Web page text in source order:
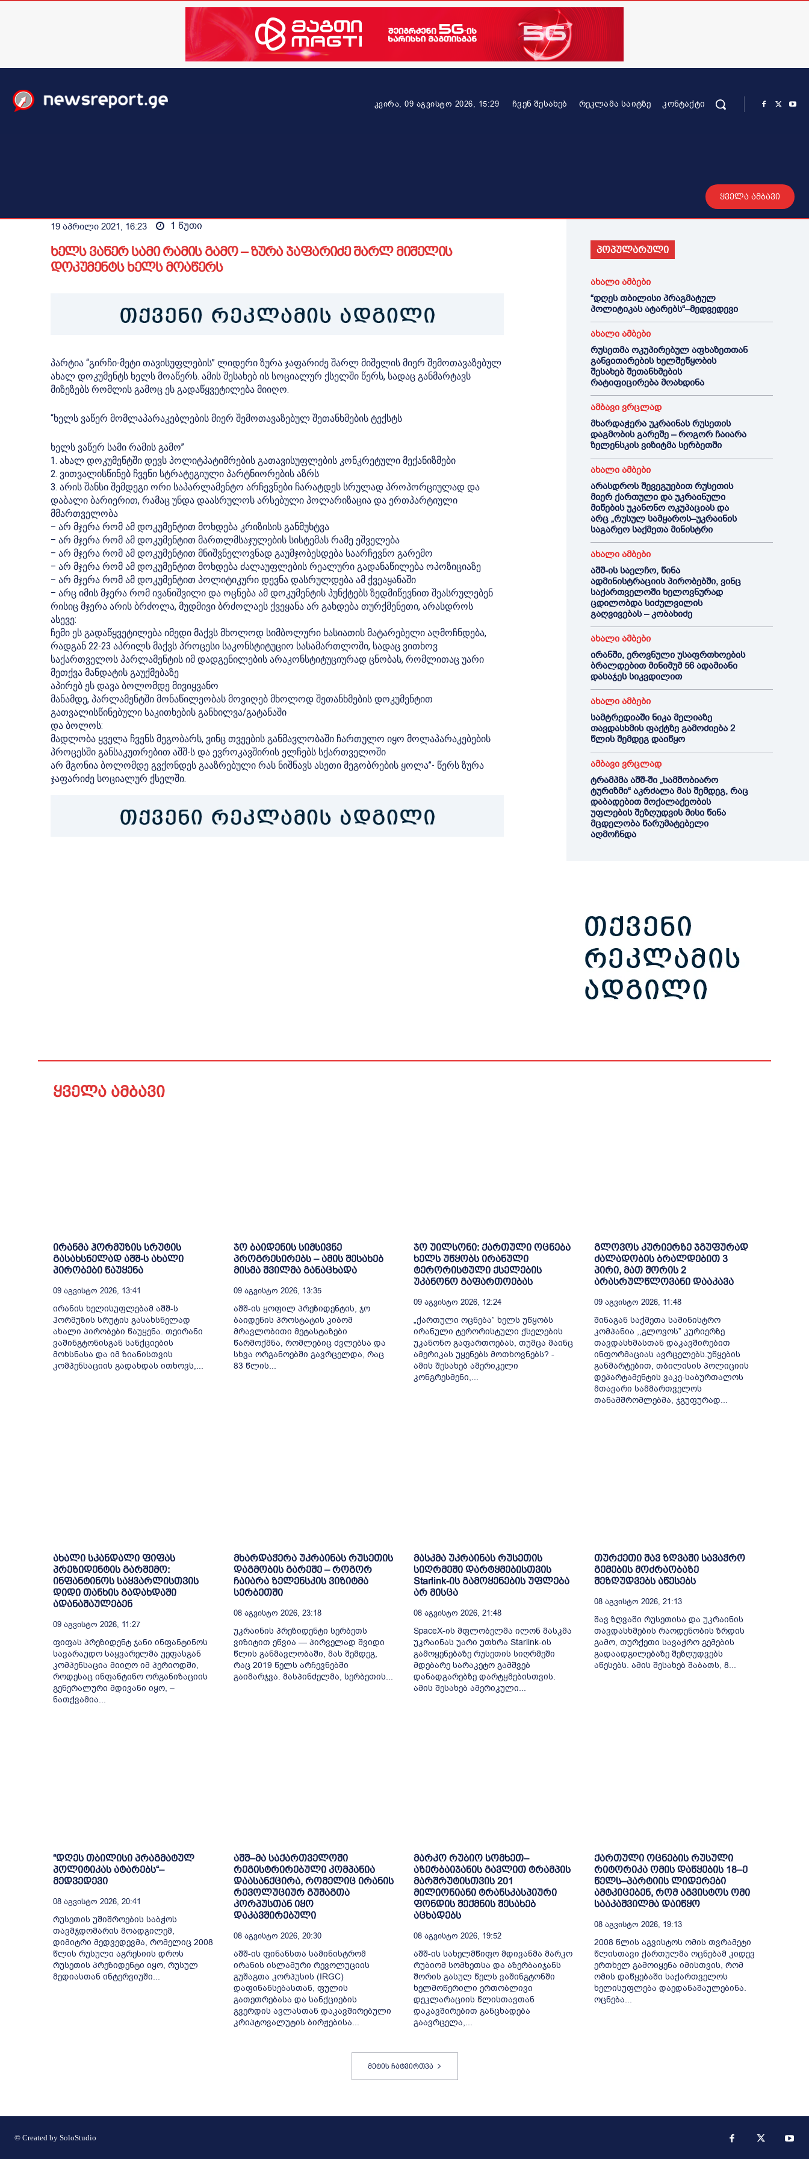
კვირა, 09 აგვისტო 2026, 15:29 ᲩᲕᲔᲜ ᲨᲔᲡᲐᲮᲔᲑ ᲠᲔᲙᲚᲐᲛᲐ ᲡᲐᲘᲢᲖᲔ ᲙᲝᲜᲢᲐᲥᲢᲘ
ყველა ამბავი
19 აპრილი 2021, 16:23 1 წუთი
ხელს ვაწერ სამი რამის გამო – ზურა ჯაფარიძე შარლ მიშელის
დოკუმენტს ხელს მოაწერს
პარტია “გირჩი-მეტი თავისუფლების” ლიდერი ზურა ჯაფარიძე შარლ მიშელის მიერ შემოთავაზებულ
ახალ დოკუმენტს ხელს მოაწერს. ამის შესახებ ის სოციალურ ქსელში წერს, სადაც განმარტავს
მიზეზებს რომლის გამოც ეს გადაწყვეტილება მიიღო.
“ხელს ვაწერ მომლაპარაკებლების მიერ შემოთავაზებულ შეთანხმების ტექსტს
ხელს ვაწერ სამი რამის გამო”
1. ახალ დოკუმენტში დევს პოლიტპატიმრების გათავისუფლების კონკრეტული მექანიზმები
2. ვითვალისწინებ ჩვენი სტრატეგიული პარტნიორების აზრს
3. არის შანსი შემდეგი ორი საპარლამენტო არჩევნები ჩარატდეს სრულად პროპორციულად და
დაბალი ბარიერით, რამაც უნდა დაასრულოს არსებული პოლარიზაცია და ერთპარტიული
მმართველობა
– არ მჯერა რომ ამ დოკუმენტით მოხდება კრიზისის განმუხტვა
– არ მჯერა რომ ამ დოკუმენტით მართლმსაჯულების სისტემას რამე ეშველება
– არ მჯერა რომ ამ დოკუმენტით მნიშვნელოვნად გაუმჯობესდება საარჩევნო გარემო
– არ მჯერა რომ ამ დოკუმენტით მოხდება ძალაუფლების რეალური გადანაწილება ოპოზიციაზე
– არ მჯერა რომ ამ დოკუმენტით პოლიტიკური დევნა დასრულდება ამ ქვეაყანაში
– არც იმის მჯერა რომ ივანიშვილი და ოცნება ამ დოკუმენტის პუნქტებს ზედმიწევნით შეასრულებენ
რისიც მჯერა არის ბრძოლა, მუდმივი ბრძოლაეს ქვეყანა არ გახდება თურქმენეთი, არასდროს
ასევე:
ჩემი ეს გადაწყვეტილება იმედი მაქვს მხოლოდ სიმბოლური ხასიათის მატარებელი აღმოჩნდება,
რადგან 22-23 აპრილს მაქვს პროცესი საკონსტიტუციო სასამართლოში, სადაც ვითხოვ
საქართველოს პარლამენტის იმ დადგენილების არაკონსტიტუციურად ცნობას, რომლითაც უარი
მეთქვა მანდატის გაუქმებაზე
აპირებ ეს დავა ბოლომდე მივიყვანო
მანამდე, პარლამენტში მონაწილეობას მოვიღებ მხოლოდ შეთანხმების დოკუმენტით
გათვალისწინებული საკითხების განხილვა/გატანაში
და ბოლოს:
მადლობა ყველა ჩვენს მეგობარს, ვინც თვეების განმავლობაში ჩართულო იყო მოლაპარაკებების
პროცესში განსაკუთრებით აშშ-ს და ევროკავშირის ელჩებს სქართველოში
არ მგონია ბოლომდე გვქონდეს გააზრებული რას ნიშნავს ასეთი მეგობრების ყოლა”- წერს ზურა
ჯაფარიძე სოციალურ ქსელში.
პოპულარული
ახალი ამბები
“დღეს თბილისი პრაგმატულ
პოლიტიკას ატარებს“–მედვედევი
ახალი ამბები
რუსეთმა ოკუპირებულ აფხაზეთთან
განვითარების ხელშეწყობის
შესახებ შეთანხმების
რატიფიცირება მოახდინა
ამბავი ვრცლად
მხარდაჭერა უკრაინას რუსეთის
დაგმობის გარეშე – როგორ ჩაიარა
ზელენსკის ვიზიტმა სერბეთში
ახალი ამბები
არასდროს შევეგუებით რუსეთის
მიერ ქართული და უკრაინული
მიწების უკანონო ოკუპაციას და
არც „რუსულ სამყაროს–უკრაინის
საგარეო საქმეთა მინისტრი
ახალი ამბები
აშშ-ის საელჩო, წინა
ადმინისტრაციის პირობებში, ვინც
საქართველოში ხელოვნურად
ცდილობდა სიძულვილის
გაღვივებას – კობახიძე
ახალი ამბები
ირანში, ეროვნული უსაფრთხოების
ბრალდებით მინიმუმ 56 ადამიანი
დასაჯეს სიკვდილით
ახალი ამბები
სამტრედიაში ნიკა მელიაზე
თავდასხმის ფაქტზე გამოძიება 2
წლის შემდეგ დაიწყო
ამბავი ვრცლად
ტრამპმა აშშ-ში „სამშობიარო
ტურიზმი“ აკრძალა მას შემდეგ, რაც
დაბადებით მოქალაქეობის
უფლების შეზღუდვის მისი წინა
მცდელობა წარუმატებელი
აღმოჩნდა
ყველა ამბავი
ირანმა ჰორმუზის სრუტის
გასახსნელად აშშ-ს ახალი
პირობები წაუყენა
09 Აგვისტო 2026, 13:41
ირანის ხელისუფლებამ აშშ-ს
ჰორმუზის სრუტის გასახსნელად
ახალი პირობები წაუყენა. თეირანი
ვაშინგტონისგან სანქციების
მოხსნასა და იმ ზიანისთვის
კომპენსაციის გადახდას ითხოვს,...
ჯო ბაიდენის სიმსივნე
პროგრესირებს – ამის შესახებ
მისმა შვილმა განაცხადა
09 Აგვისტო 2026, 13:35
აშშ-ის ყოფილ პრეზიდენტის, ჯო
ბაიდენის პროსტატის კიბომ
მრავლობითი მეტასტაზები
წარმოქმნა, რომლებიც ძვლებსა და
სხვა ორგანოებში გავრცელდა, რაც
83 წლის...
ჯო უილსონი: ქართული ოცნება
ხელს უწყობს ირანული
ტერორისტული ქსელების
უკანონო გაფართოებას
09 Აგვისტო 2026, 12:24
„ქართული ოცნება” ხელს უწყობს
ირანული ტერორისტული ქსელების
უკანონო გაფართოებას, თუმცა მაინც
ამერიკას უყენებს მოთხოვნებს? -
ამის შესახებ ამერიკელი
კონგრესმენი,...
გლოვოს კურიერზე ჯგუფურად
ძალადობის ბრალდებით 3
პირი, მათ შორის 2
არასრულწლოვანი დააკავა
09 Აგვისტო 2026, 11:48
შინაგან საქმეთა სამინისტრო
კომპანია ,,გლოვოს” კურიერზე
თავდასხმასთან დაკავშირებით
ინფორმაციას ავრცელებს.უწყების
განმარტებით, თბილისის პოლიციის
დეპარტამენტის ვაკე-საბურთალოს
მთავარი სამმართველოს
თანამშრომლებმა, ჯგუფურად...
ახალი სკანდალი ფიფას
პრეზიდენტის გარშემო:
ინფანტინოს საყვარლისთვის
დიდი თანხის გადახდაში
ადანაშაულებენ
09 Აგვისტო 2026, 11:27
ფიფას პრეზიდენტ ჯანი ინფანტინოს
სავარაუდო საყვარელმა უეფასგან
კომპენსაცია მიიღო იმ პერიოდში,
როდესაც ინფანტინო ორგანიზაციის
გენერალური მდივანი იყო, –
ნათქვამია...
მხარდაჭერა უკრაინას რუსეთის
დაგმობის გარეშე – როგორ
ჩაიარა ზელენსკის ვიზიტმა
სერბეთში
08 Აგვისტო 2026, 23:18
უკრაინის პრეზიდენტი სერბეთს
ვიზიტით ეწვია — პირველად შვიდი
წლის განმავლობაში, მას შემდეგ,
რაც 2019 წელს არჩევნებში
გაიმარჯვა. მასპინძელმა, სერბეთის...
მასკმა უკრაინას რუსეთის
სიღრმეში დარტყმებისთვის
Starlink-ის გამოყენების უფლება
არ მისცა
08 Აგვისტო 2026, 21:48
SpaceX-ის მფლობელმა ილონ მასკმა
უკრაინას უარი უთხრა Starlink-ის
გამოყენებაზე რუსეთის სიღრმეში
მდებარე სარაკეტო გამშვებ
დანადგარებზე დარტყმებისთვის.
ამის შესახებ ამერიკული...
თურქეთი შავ ზღვაში სავაჭრო
გემების მოძრაობაზე
შეზღუდვებს აწესებს
08 Აგვისტო 2026, 21:13
შავ ზღვაში რუსეთისა და უკრაინის
თავდასხმების რაოდენობის ზრდის
გამო, თურქეთი სავაჭრო გემების
გადაადგილებაზე შეზღუდვებს
აწესებს. ამის შესახებ შაბათს, 8...
“დღეს თბილისი პრაგმატულ
პოლიტიკას ატარებს“–
მედვედევი
08 Აგვისტო 2026, 20:41
რუსეთის უშიშროების საბჭოს
თავმჯდომარის მოადგილემ,
დიმიტრი მედვედევმა, რომელიც 2008
წლის რუსული აგრესიის დროს
რუსეთის პრეზიდენტი იყო, რუსულ
მედიასთან ინტერვიუში...
აშშ–მა საქართველოში
რეგისტრირებული კომპანია
დაასანქცირა, რომელიც ირანის
რევოლუციურ გუშაგთა
კორპუსთან იყო
დაკავშირებული
08 Აგვისტო 2026, 20:30
აშშ-ის ფინანსთა სამინისტრომ
ირანის ისლამური რევოლუციის
გუშაგთა კორპუსის (IRGC)
დაფინანსებასთან, ფულის
გათეთრებასა და სანქციების
გვერდის ავლასთან დაკავშირებული
კრიპტოვალუტის ბირჟებისა...
მარკო რუბიო სომხეთ–
აზერბაიჯანის გავლით ტრამპის
მარშრუტისთვის 201
მილიონიანი ტრანსკასპიური
ფონდის შექმნის შესახებ
აცხადებს
08 Აგვისტო 2026, 19:52
აშშ-ის სახელმწიფო მდივანმა მარკო
რუბიომ სომხეთსა და აზერბაიჯანს
შორის გასულ წელს ვაშინგტონში
ხელმოწერილი ერთობლივი
დეკლარაციის წლისთავთან
დაკავშირებით განცხადება
გაავრცელა,...
ქართული ოცნების რუსული
რიტორიკა ომის დაწყების 18–ე
წელს–პარტიის ლიდერები
ამტკიცებენ, რომ აგვისტოს ომი
სააკაშვილმა დაიწყო
08 Აგვისტო 2026, 19:13
2008 წლის აგვისტოს ომის თვრამეტი
წლისთავი ქართულმა ოცნებამ კიდევ
ერთხელ გამოიყენა იმისთვის, რომ
ომის დაწყებაში საქართველოს
ხელისუფლება დაედანაშაულებინა.
ოცნება...
მეტის ჩატვირთვა
© Created by SoloStudio